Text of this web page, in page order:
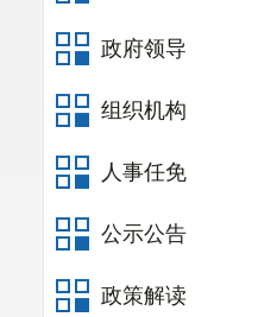
政府领导
组织机构
人事任免
公示公告
政策解读